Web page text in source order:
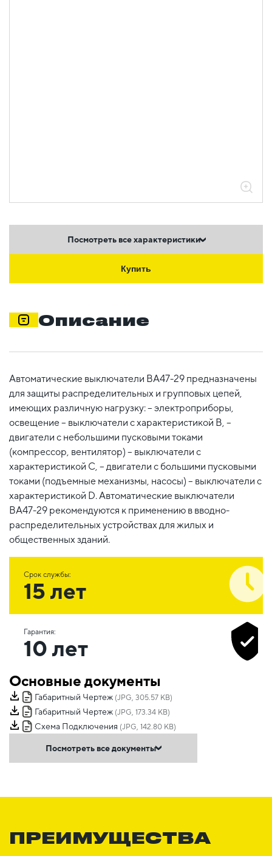
Посмотреть все характеристики
Купить
Описание
Автоматические выключатели ВА47-29 предназначены
для защиты распределительных и групповых цепей,
имеющих различную нагрузку: – электроприборы,
освещение – выключатели с характеристикой В, –
двигатели с небольшими пусковыми токами
(компрессор, вентилятор) – выключатели с
характеристикой C, – двигатели с большими пусковыми
токами (подъемные механизмы, насосы) – выключатели с
характеристикой D. Автоматические выключатели
ВА47-29 рекомендуются к применению в вводно-
распределительных устройствах для жилых и
общественных зданий.
Срок службы:
15 лет
Гарантия:
10 лет
Основные документы
Габаритный Чертеж (JPG, 305.57 KB)
Габаритный Чертеж (JPG, 173.34 KB)
Схема Подключения (JPG, 142.80 KB)
Посмотреть все документы
ПРЕИМУЩЕСТВА